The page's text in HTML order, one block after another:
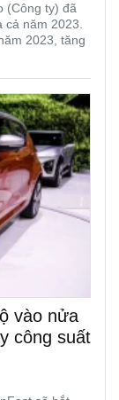
(Công ty) đã
cả năm 2023.
2023, tăng
vào nửa
công suất